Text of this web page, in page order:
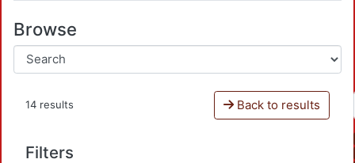
Browse
14 results Back to results
Filters